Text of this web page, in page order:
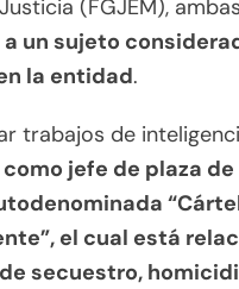
(FGJEM),
un sujeto
la entidad.
trabajos de
jefe de plaza
el cual está
secuestro,